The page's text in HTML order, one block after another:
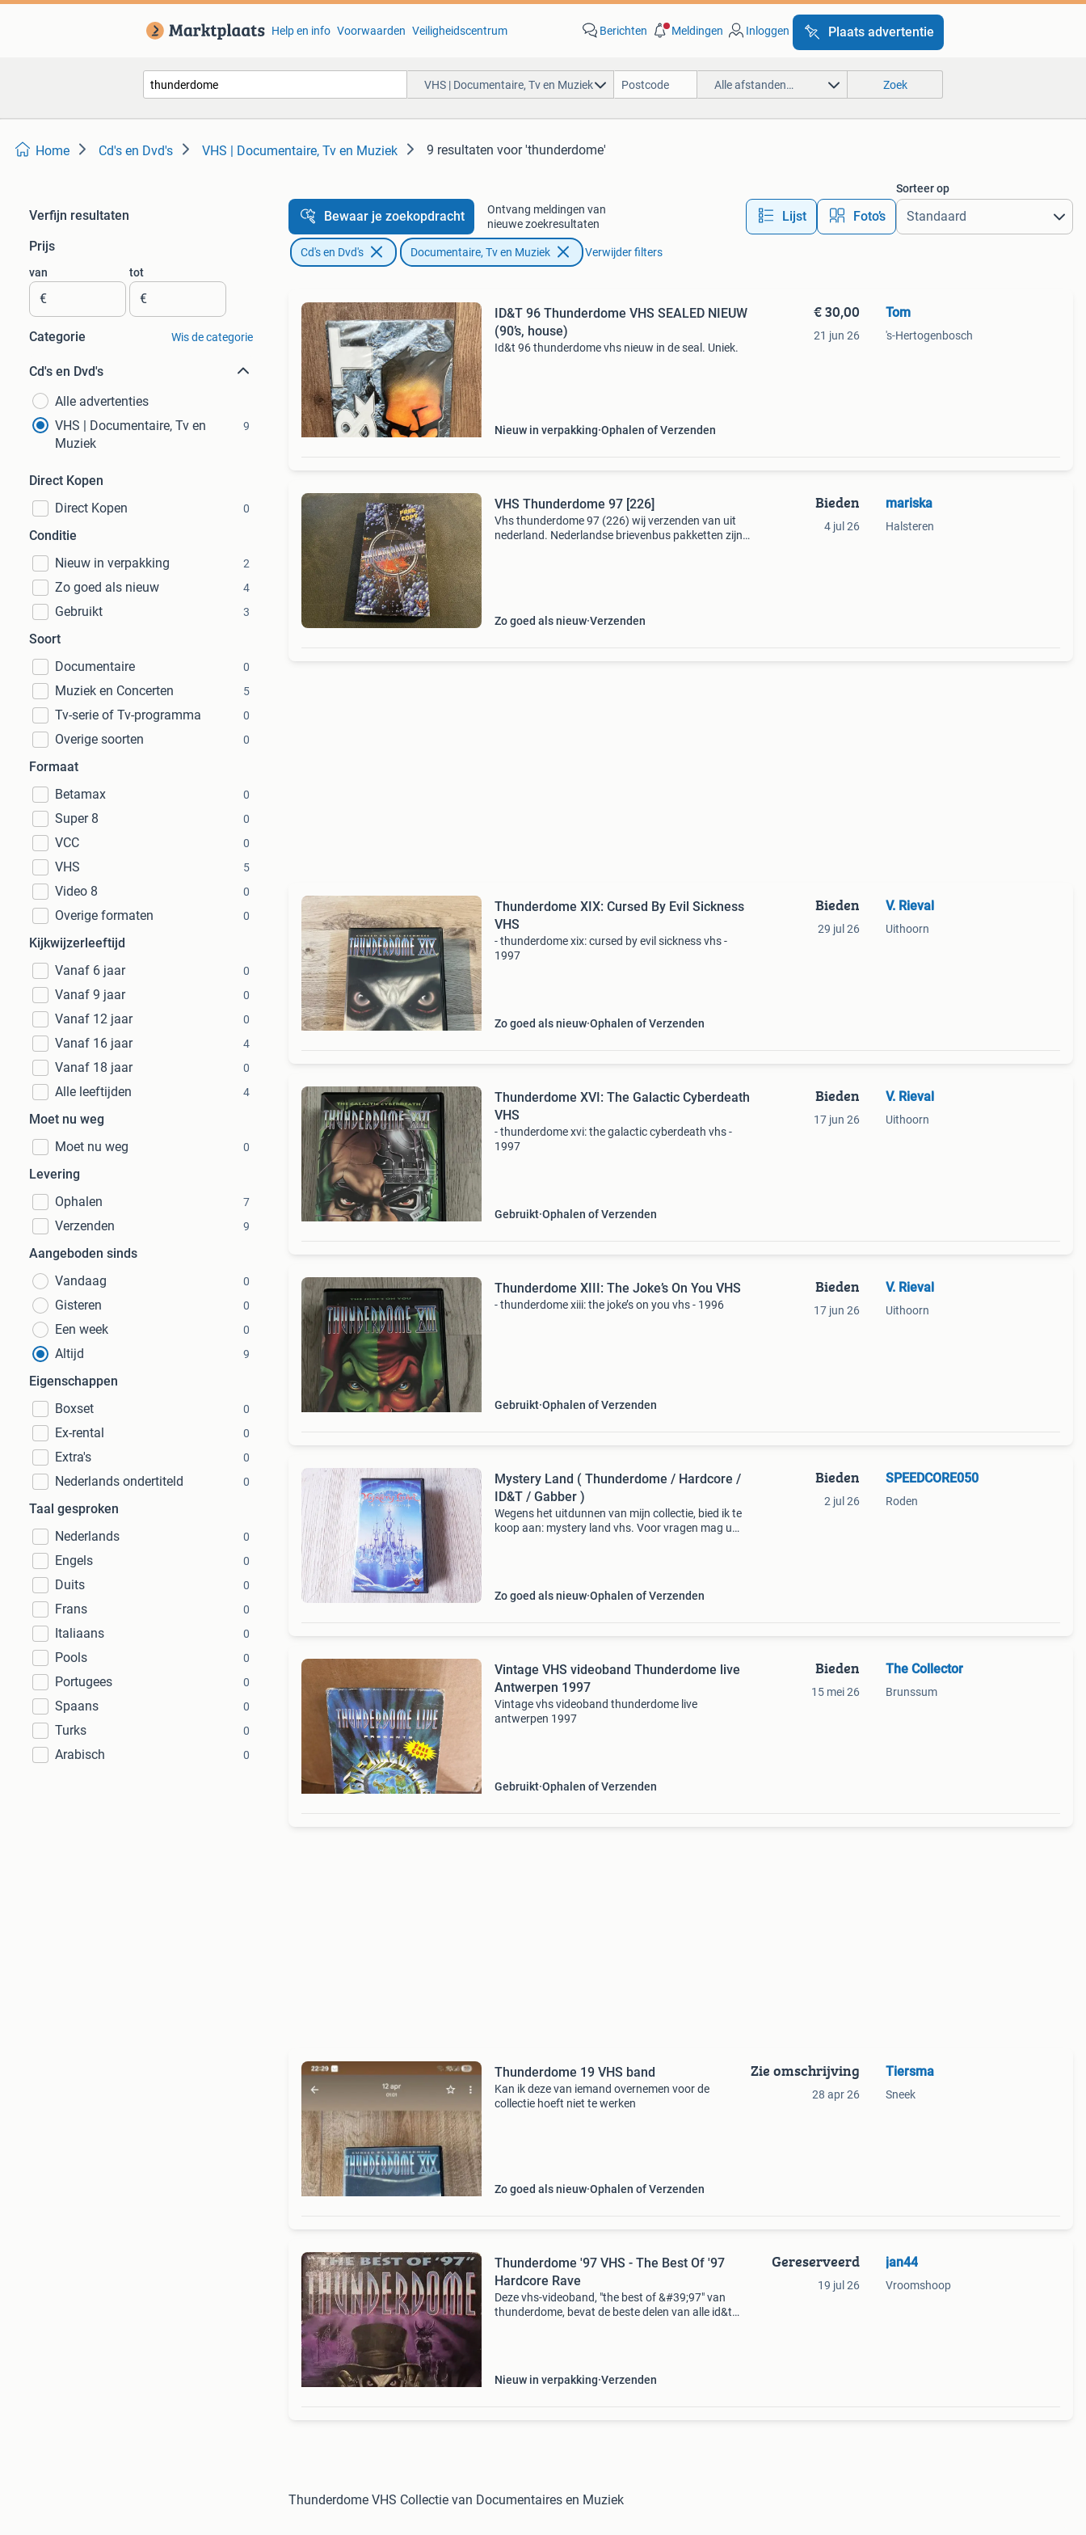
Help en info Voorwaarden Veiligheidscentrum Berichten Meldingen Inloggen Plaats advertentie
VHS | Documentaire, Tv en Muziek Alle afstanden… Zoek
Home Cd's en Dvd's VHS | Documentaire, Tv en Muziek 9 resultaten voor 'thunderdome'
Verfijn resultaten
Prijs
van
€
tot
€
Categorie Wis de categorie
Cd's en Dvd's
Alle advertenties
VHS | Documentaire, Tv en
Muziek
9
Direct Kopen
Direct Kopen
0
Conditie
Nieuw in verpakking
2
Zo goed als nieuw 4
Gebruikt 3
Soort
Documentaire
0
Muziek en Concerten 5
Tv-serie of Tv-programma 0
Overige soorten 0
Formaat
Betamax
0
Super 8 0
VCC 0
VHS 5
Video 8 0
Overige formaten 0
Kijkwijzerleeftijd
Vanaf 6 jaar
0
Vanaf 9 jaar 0
Vanaf 12 jaar 0
Vanaf 16 jaar 4
Vanaf 18 jaar 0
Alle leeftijden 4
Moet nu weg
Moet nu weg
0
Levering
Ophalen
7
Verzenden 9
Aangeboden sinds
Vandaag
0
Gisteren 0
Een week 0
Altijd 9
Eigenschappen
Boxset
0
Ex-rental 0
Extra's 0
Nederlands ondertiteld 0
Taal gesproken
Nederlands
0
Engels 0
Duits 0
Frans 0
Italiaans 0
Pools 0
Portugees 0
Spaans 0
Turks 0
Arabisch 0
Bewaar je zoekopdracht
Ontvang meldingen van
nieuwe zoekresultaten
Lijst Foto’s
Sorteer op
Cd's en Dvd's Documentaire, Tv en Muziek Verwijder filters
ID&T 96 Thunderdome VHS SEALED NIEUW
(90’s, house)
Id&t 96 thunderdome vhs nieuw in de seal. Uniek.
Nieuw in verpakking Ophalen of Verzenden
€ 30,00
21 jun 26
Tom
's-Hertogenbosch
VHS Thunderdome 97 [226]
Vhs thunderdome 97 (226) wij verzenden van uit
nederland. Nederlandse brievenbus pakketten zijn
Zo goed als nieuw Verzenden
Bieden
4 jul 26
mariska
Halsteren
Thunderdome XIX: Cursed By Evil Sickness
VHS
- thunderdome xix: cursed by evil sickness vhs -
1997
Zo goed als nieuw Ophalen of Verzenden
Bieden
29 jul 26
V. Rieval
Uithoorn
Thunderdome XVI: The Galactic Cyberdeath
VHS
- thunderdome xvi: the galactic cyberdeath vhs -
1997
Gebruikt Ophalen of Verzenden
Bieden
17 jun 26
V. Rieval
Uithoorn
Thunderdome XIII: The Joke’s On You VHS
- thunderdome xiii: the joke’s on you vhs - 1996
Gebruikt Ophalen of Verzenden
Bieden
17 jun 26
V. Rieval
Uithoorn
Mystery Land ( Thunderdome / Hardcore /
ID&T / Gabber )
Wegens het uitdunnen van mijn collectie, bied ik te
koop aan: mystery land vhs. Voor vragen mag u
Zo goed als nieuw Ophalen of Verzenden
Bieden
2 jul 26
SPEEDCORE050
Roden
Vintage VHS videoband Thunderdome live
Antwerpen 1997
Vintage vhs videoband thunderdome live
antwerpen 1997
Gebruikt Ophalen of Verzenden
Bieden
15 mei 26
The Collector
Brunssum
Thunderdome 19 VHS band
Kan ik deze van iemand overnemen voor de
collectie hoeft niet te werken
Zo goed als nieuw Ophalen of Verzenden
Zie omschrijving
28 apr 26
Tiersma
Sneek
Thunderdome '97 VHS - The Best Of '97
Hardcore Rave
Deze vhs-videoband, "the best of &#39;97" van
thunderdome, bevat de beste delen van alle id&t
Nieuw in verpakking Verzenden
Gereserveerd
19 jul 26
jan44
Vroomshoop
Thunderdome VHS Collectie van Documentaires en Muziek